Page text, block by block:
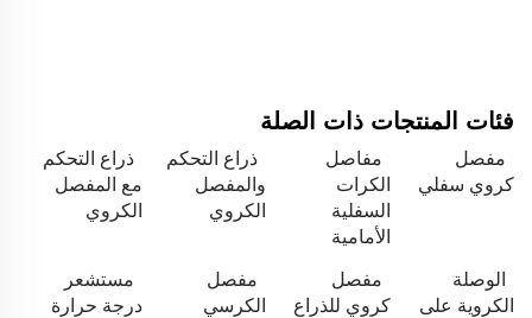
فئات المنتجات ذات الصلة
مفصل
كروي سفلي
مفاصل
الكرات
السفلية
الأمامية
ذراع التحكم
والمفصل
الكروي
ذراع التحكم
مع المفصل
الكروي
الوصلة
الكروية على
مفصل
كروي للذراع
مفصل
الكرسي
مستشعر
درجة حرارة